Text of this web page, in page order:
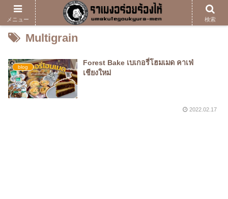
Multigrain
blog
Forest Bake เบเกอรี่โฮมเมด คาเฟ่
เชียงใหม่
2022.02.17
メニュー 検索